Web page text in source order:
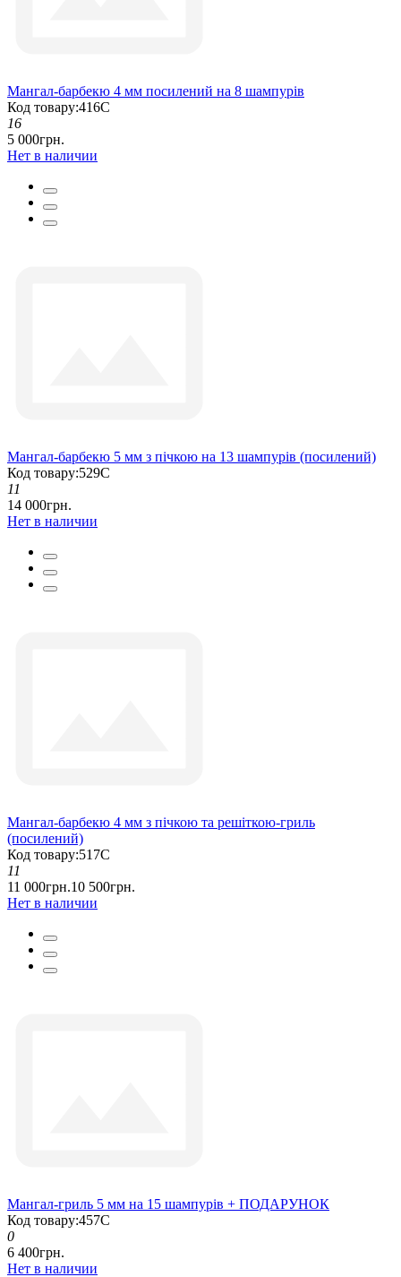
Мангал-барбекю 4 мм посилений на 8 шампурів
Код товару:416С
16
5 000грн.
Нет в наличии
Мангал-барбекю 5 мм з пічкою на 13 шампурів (посилений)
Код товару:529С
11
14 000грн.
Нет в наличии
Мангал-барбекю 4 мм з пічкою та решіткою-гриль
(посилений)
Код товару:517С
11
11 000грн.10 500грн.
Нет в наличии
Мангал-гриль 5 мм на 15 шампурів + ПОДАРУНОК
Код товару:457С
0
6 400грн.
Нет в наличии